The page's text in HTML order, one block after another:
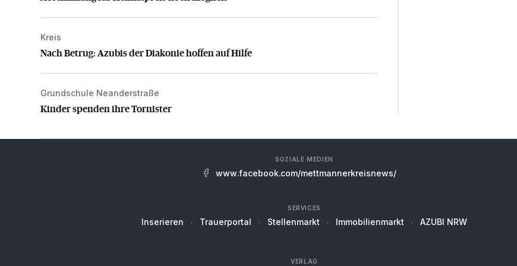
Nach Betrug: Azubis der Diakonie hoffen auf Hilfe
Kreis
Nach Betrug: Azubis der Diakonie hoffen auf Hilfe
Kinder spenden ihre Tornister
Grundschule Neanderstraße
Kinder spenden ihre Tornister
SOZIALE MEDIEN
www.facebook.com/mettmannerkreisnews/
SERVICES
Inserieren Trauerportal Stellenmarkt Immobilienmarkt AZUBI NRW
VERLAG